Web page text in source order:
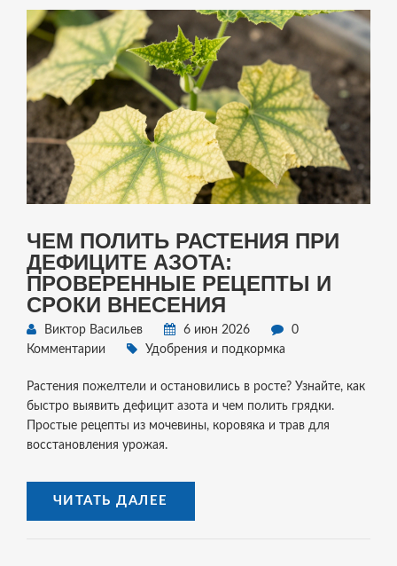
ЧЕМ ПОЛИТЬ РАСТЕНИЯ ПРИ
ДЕФИЦИТЕ АЗОТА:
ПРОВЕРЕННЫЕ РЕЦЕПТЫ И
СРОКИ ВНЕСЕНИЯ
Виктор Васильев 6 июн 2026
0
Комментарии
Удобрения и подкормка
Растения пожелтели и остановились в росте? Узнайте, как
быстро выявить дефицит азота и чем полить грядки.
Простые рецепты из мочевины, коровяка и трав для
восстановления урожая.
ЧИТАТЬ ДАЛЕЕ